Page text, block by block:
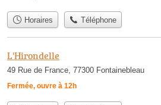
Horaires Téléphone
L'Hirondelle
49 Rue de France, 77300 Fontainebleau
Fermée, ouvre à 12h